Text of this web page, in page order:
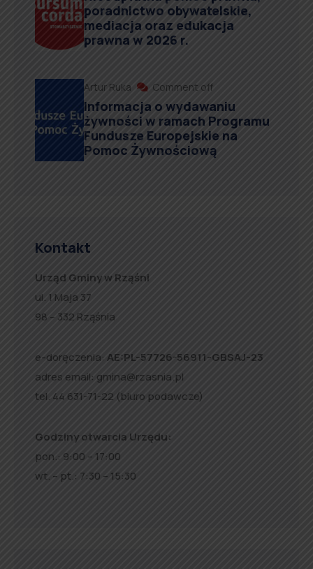
poradnictwo obywatelskie,
mediacja oraz edukacja
prawna w 2026 r.
Artur Ruka Comment off
Informacja o wydawaniu
żywności w ramach Programu
Fundusze Europejskie na
Pomoc Żywnościową
Kontakt
Urząd Gminy w Rząśni
ul. 1 Maja 37
98 – 332 Rząśnia
e-doręczenia: AE:PL-57726-56911-GBSAJ-23
adres email: gmina@rzasnia.pl
tel. 44 631-71-22 (biuro podawcze)
Godziny otwarcia Urzędu:
pon.: 9:00 – 17:00
wt. – pt.: 7:30 – 15:30